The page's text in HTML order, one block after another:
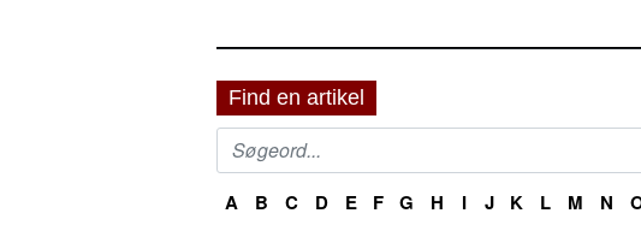
Find en artikel
A B C D E F G H I J K L M N